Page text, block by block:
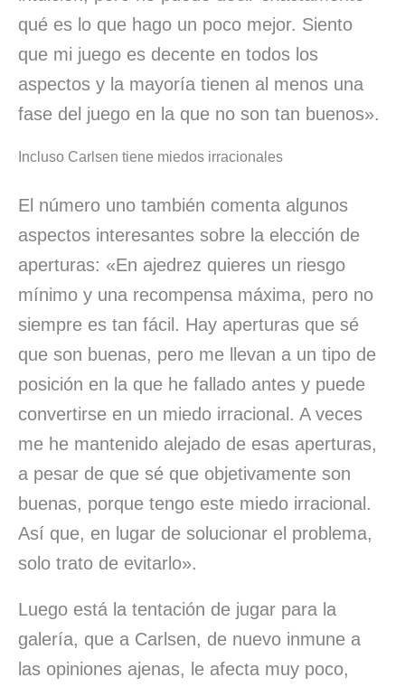
qué es lo que hago un poco mejor. Siento
que mi juego es decente en todos los
aspectos y la mayoría tienen al menos una
fase del juego en la que no son tan buenos».
Incluso Carlsen tiene miedos irracionales
El número uno también comenta algunos
aspectos interesantes sobre la elección de
aperturas: «En ajedrez quieres un riesgo
mínimo y una recompensa máxima, pero no
siempre es tan fácil. Hay aperturas que sé
que son buenas, pero me llevan a un tipo de
posición en la que he fallado antes y puede
convertirse en un miedo irracional. A veces
me he mantenido alejado de esas aperturas,
a pesar de que sé que objetivamente son
buenas, porque tengo este miedo irracional.
Así que, en lugar de solucionar el problema,
solo trato de evitarlo».
Luego está la tentación de jugar para la
galería, que a Carlsen, de nuevo inmune a
las opiniones ajenas, le afecta muy poco,